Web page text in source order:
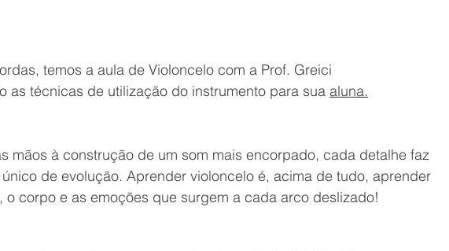
temos a aula de Violoncelo com a Prof. Greici
as técnicas de utilização do instrumento para sua aluna.
mãos à construção de um som mais encorpado, cada detalhe faz
de evolução. Aprender violoncelo é, acima de tudo, aprender
o corpo e as emoções que surgem a cada arco deslizado!